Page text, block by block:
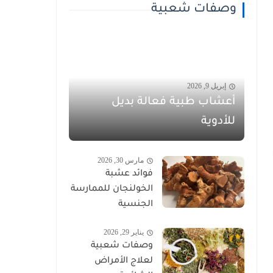
وصفات شعبية
إبريل 9, 2026
أعشاب طبية فعالة بديل
للأدوية
مارس 30, 2026
فوائد عشبة
الخولنجان للممارسة
الجنسية
يناير 29, 2026
وصفات شعبية
لعلاج الأمراض